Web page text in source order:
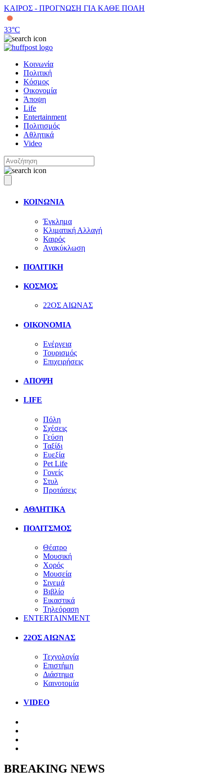
ΚΑΙΡΟΣ - ΠΡΟΓΝΩΣΗ ΓΙΑ ΚΑΘΕ ΠΟΛΗ
33°C
Κοινωνία
Πολιτική
Κόσμος
Οικονομία
Άποψη
Life
Entertainment
Πολιτισμός
Αθλητικά
Video
ΚΟΙΝΩΝΙΑ
Έγκλημα
Κλιματική Αλλαγή
Καιρός
Ανακύκλωση
ΠΟΛΙΤΙΚΗ
ΚΟΣΜΟΣ
22ΟΣ ΑΙΩΝΑΣ
ΟΙΚΟΝΟΜΙΑ
Ενέργεια
Τουρισμός
Επιχειρήσεις
ΑΠΟΨΗ
LIFE
Πόλη
Σχέσεις
Γεύση
Ταξίδι
Ευεξία
Pet Life
Γονείς
Στυλ
Προτάσεις
ΑΘΛΗΤΙΚΑ
ΠΟΛΙΤΣΜΟΣ
Θέατρο
Μουσική
Χορός
Μουσεία
Σινεμά
Βιβλίο
Εικαστικά
Τηλεόραση
ENTERTAINMENT
22ΟΣ ΑΙΩΝΑΣ
Τεχνολογία
Επιστήμη
Διάστημα
Καινοτομία
VIDEO
BREAKING NEWS